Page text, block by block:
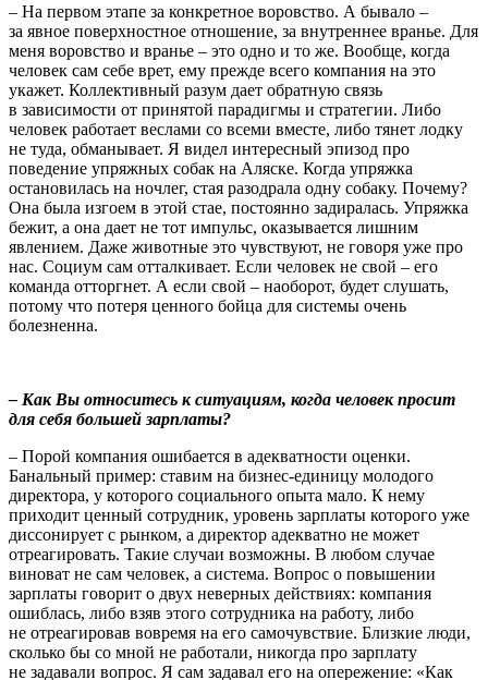
– На первом этапе за конкретное воровство. А бывало –
за явное поверхностное отношение, за внутреннее вранье. Для
меня воровство и вранье – это одно и то же. Вообще, когда
человек сам себе врет, ему прежде всего компания на это
укажет. Коллективный разум дает обратную связь
в зависимости от принятой парадигмы и стратегии. Либо
человек работает веслами со всеми вместе, либо тянет лодку
не туда, обманывает. Я видел интересный эпизод про
поведение упряжных собак на Аляске. Когда упряжка
остановилась на ночлег, стая разодрала одну собаку. Почему?
Она была изгоем в этой стае, постоянно задиралась. Упряжка
бежит, а она дает не тот импульс, оказывается лишним
явлением. Даже животные это чувствуют, не говоря уже про
нас. Социум сам отталкивает. Если человек не свой – его
команда отторгнет. А если свой – наоборот, будет слушать,
потому что потеря ценного бойца для системы очень
болезненна.
– Как Вы относитесь к ситуациям, когда человек просит
для себя большей зарплаты?
– Порой компания ошибается в адекватности оценки.
Банальный пример: ставим на бизнес-единицу молодого
директора, у которого социального опыта мало. К нему
приходит ценный сотрудник, уровень зарплаты которого уже
диссонирует с рынком, а директор адекватно не может
отреагировать. Такие случаи возможны. В любом случае
виноват не сам человек, а система. Вопрос о повышении
зарплаты говорит о двух неверных действиях: компания
ошиблась, либо взяв этого сотрудника на работу, либо
не отреагировав вовремя на его самочувствие. Близкие люди,
сколько бы со мной не работали, никогда про зарплату
не задавали вопрос. Я сам задавал его на опережение: «Как